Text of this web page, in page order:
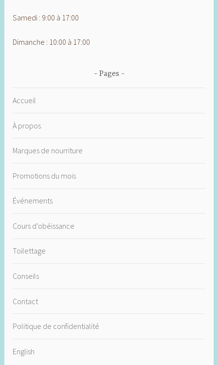
Samedi : 9:00 à 17:00
Dimanche : 10:00 à 17:00
Pages
Accueil
À propos
Marques de nourriture
Promotions du mois
Événements
Cours d’obéissance
Toilettage
Conseils
Contact
Politique de confidentialité
English